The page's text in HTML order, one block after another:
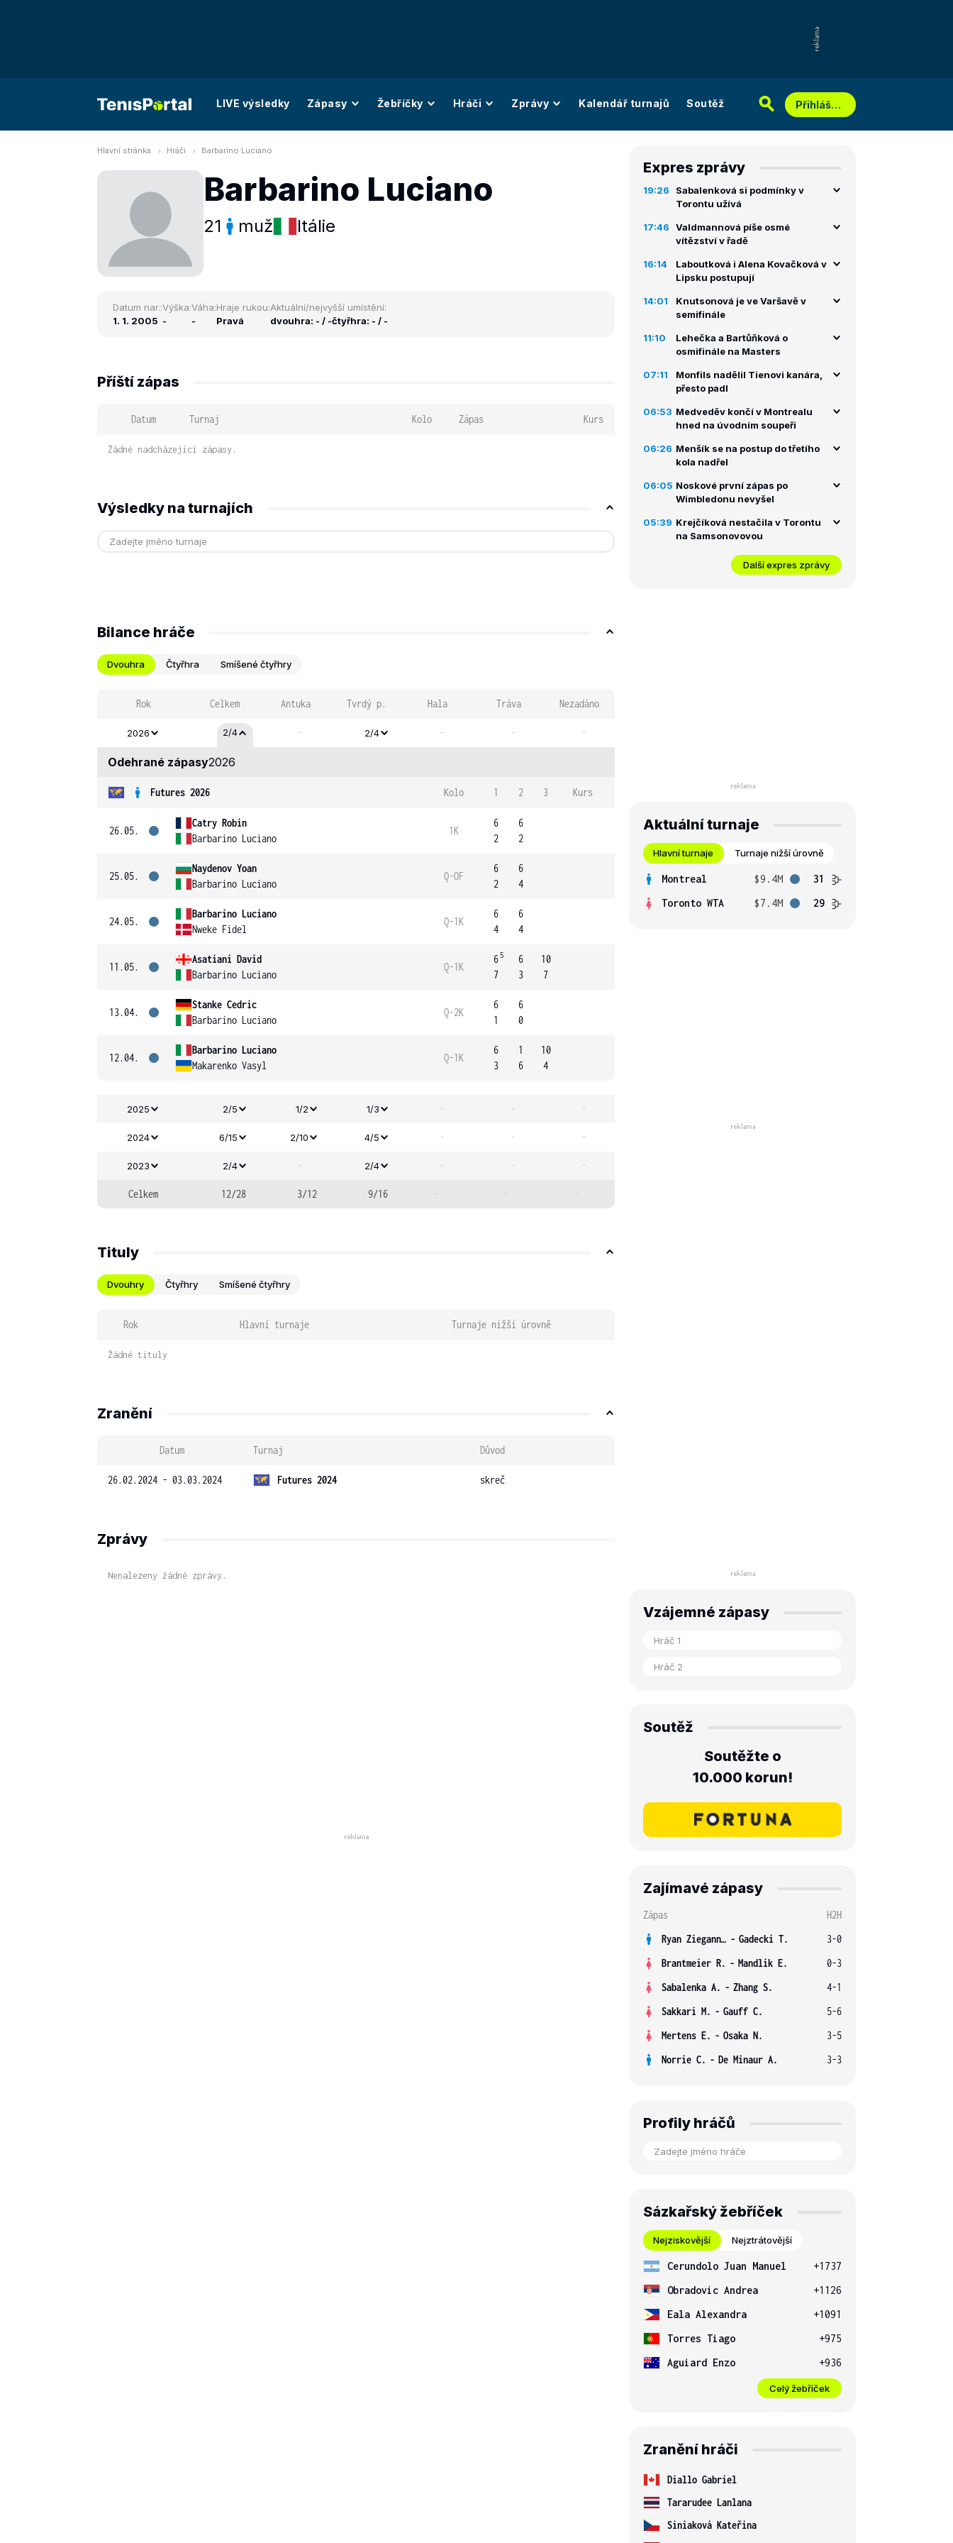
LIVE výsledky Zápasy Žebříčky Hráči Zprávy Kalendář turnajů Soutěž Přihlášení
Hlavní stránka Hráči Barbarino Luciano
Barbarino Luciano
21 muž Itálie
Datum nar.:
1. 1. 2005
Výška:
-
Váha:
-
Hraje rukou:
Pravá
Aktuální/nejvyšší umístění:
dvouhra: - / -čtyřhra: - / -
Příští zápas
Datum Turnaj Kolo Zápas Kurs
Žádné nadcházející zápasy.
Výsledky na turnajích
Bilance hráče
Dvouhra Čtyřhra Smíšené čtyřhry
Rok Celkem Antuka Tvrdý p. Hala Tráva Nezadáno
2026 2/4 - 2/4 - - -
Odehrané zápasy2026
Futures 2026 Kolo 1 2 3 Kurs
26.05.
Catry Robin
Barbarino Luciano
1K
6
2
6
2
25.05.
Naydenov Yoan
Barbarino Luciano
Q-OF
6
2
6
4
24.05.
Barbarino Luciano
Nweke Fidel
Q-1K
6
4
6
4
11.05.
Asatiani David
Barbarino Luciano
Q-1K
6 5
7
6
3
10
7
13.04.
Stanke Cedric
Barbarino Luciano
Q-2K
6
1
6
0
12.04.
Barbarino Luciano
Makarenko Vasyl
Q-1K
6
3
1
6
10
4
2025 2/5 1/2 1/3 - - -
2024 6/15 2/10 4/5 - - -
2023 2/4 - 2/4 - - -
Celkem 12/28 3/12 9/16 - - -
Tituly
Dvouhry Čtyřhry Smíšené čtyřhry
Rok Hlavní turnaje Turnaje nižší úrovně
Žádné tituly
Zranění
Datum Turnaj Důvod
26.02.2024 - 03.03.2024 Futures 2024 skreč
Zprávy
Nenalezeny žádné zprávy.
Expres zprávy
19:26
Sabalenková si podmínky v
Torontu užívá
17:46
Valdmannová píše osmé
vítězství v řadě
16:14
Laboutková i Alena Kovačková v
Lipsku postupují
14:01
Knutsonová je ve Varšavě v
semifinále
11:10
Lehečka a Bartůňková o
osmifinále na Masters
07:11
Monfils nadělil Tienovi kanára,
přesto padl
06:53 Medveděv končí v Montrealu
hned na úvodním soupeři
06:26 Menšík se na postup do třetího
kola nadřel
06:05 Noskové první zápas po
Wimbledonu nevyšel
05:39 Krejčíková nestačila v Torontu
na Samsonovovou
Další expres zprávy
Aktuální turnaje
Hlavní turnaje Turnaje nižší úrovně
Montreal $9.4M
31
Toronto WTA
$7.4M 29
Vzájemné zápasy
Soutěž
Soutěžte o
10.000 korun!
Zajímavé zápasy
Zápas
H2H
Ryan Ziegann S. - Gadecki T.
3-0
Brantmeier R. - Mandlik E.
0-3
Sabalenka A. - Zhang S.
4-1
Sakkari M. - Gauff C.
5-6
Mertens E. - Osaka N.
3-5
Norrie C. - De Minaur A. 3-3
Profily hráčů
Sázkařský žebříček
Nejziskovější Nejztrátovější
Cerundolo Juan Manuel
+1737
Obradovic Andrea
+1126
Eala Alexandra
+1091
Torres Tiago
+975
Aguiard Enzo
+936
Celý žebříček
Zranění hráči
Diallo Gabriel
Tararudee Lanlana
Siniaková Kateřina